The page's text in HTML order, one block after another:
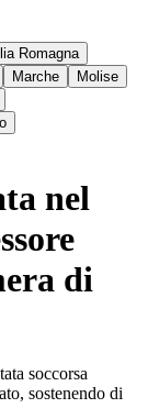
Romagna
Marche
Molise
nel
di
soccorsa
sostenendo di